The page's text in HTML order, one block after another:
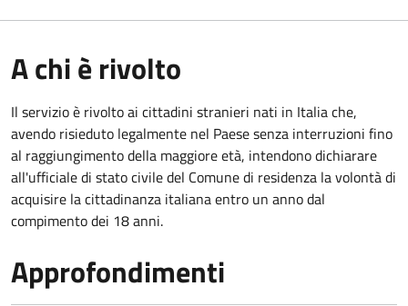
A chi è rivolto
Il servizio è rivolto ai cittadini stranieri nati in Italia che,
avendo risieduto legalmente nel Paese senza interruzioni fino
al raggiungimento della maggiore età, intendono dichiarare
all'ufficiale di stato civile del Comune di residenza la volontà di
acquisire la cittadinanza italiana entro un anno dal
compimento dei 18 anni.
Approfondimenti